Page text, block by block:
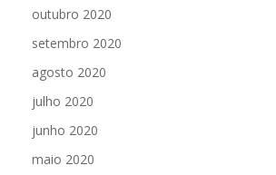
outubro 2020
setembro 2020
agosto 2020
julho 2020
junho 2020
maio 2020